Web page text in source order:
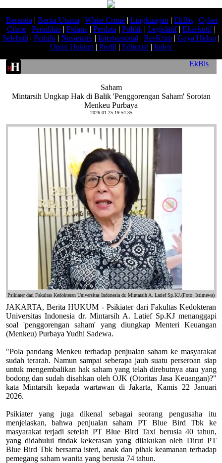
Beranda | Berita Utama | White Crime | Lingkungan | EkBis | Cyber
Crime| Peradilan | Pidana | Perdata | Politik| Legislatif| Eksekutif|
Selebriti | Pemilu | Nusantara | Internasional | ResKrim | Gaya Hidup |
Opini Hukum | Profil | Editorial | Index
EkBis
Saham
Mintarsih Ungkap Hak di Balik 'Penggorengan Saham' Sorotan
Menkeu Purbaya
2026-01-25 19:54:35
Psikiater dari Fakultas Kedokteran Universitas Indonesia dr. Mintarsih A. Latief Sp.KJ.(Foto: Istimewa)
JAKARTA, Berita HUKUM - Psikiater dari Fakultas Kedokteran
Universitas Indonesia dr. Mintarsih A. Latief Sp.KJ menanggapi
soal 'penggorengan saham' yang diungkap Menteri Keuangan
(Menkeu) Purbaya Yudhi Sadewa.
"Pola pandang Menkeu terhadap penjualan saham ke masyarakat
sudah terarah. Namun sampai seberapa jauh suatu perseroan siap
untuk mengembalikan hak saham yang telah direbutnya atau yang
bodong dan sudah disahkan oleh OJK (Otoritas Jasa Keuangan)?"
kata Mintarsih kepada wartawan di Jakarta, Kamis 22 Januari
2026.
Psikiater yang juga dikenal sebagai seorang pengusaha itu
menjelaskan, bahwa penjualan saham PT Blue Bird Tbk ke
masyarakat terjadi setelah PT Blue Bird Taxi berusia 40 tahun,
yang didahului tindak kekerasan yang dilakukan oleh Dirut PT
Blue Bird Tbk bersama isteri, anak dan pihak keamanan terhadap
pemegang saham wanita yang berusia 74 tahun.